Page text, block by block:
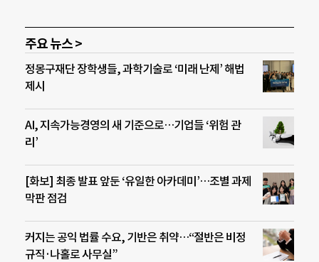
주요 뉴스 >
정몽구재단 장학생들, 과학기술로 ‘미래 난제’ 해법
제시
AI, 지속가능경영의 새 기준으로…기업들 ‘위험 관
리’
[화보] 최종 발표 앞둔 ‘유일한 아카데미’…조별 과제
막판 점검
커지는 공익 법률 수요, 기반은 취약…“절반은 비정
규직·나홀로 사무실”